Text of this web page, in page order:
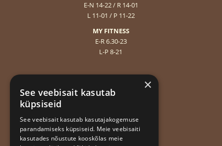
E-N 14-22 / R 14-01
L 11-01 / P 11-22
MY FITNESS
E-R 6.30-23
L-P 8-21
Andmekaitsetingimused
Privaatsuspoliitika
Liitu uudiskirjaga!
×
See veebisait kasutab
küpsiseid
See veebisait kasutab kasutajakogemuse
parandamiseks küpsiseid. Meie veebisaiti
kasutades nõustute kooskõlas meie